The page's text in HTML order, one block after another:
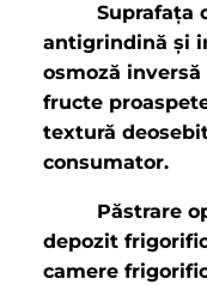
Suprafața
antigrindină și
osmoză
fructe
textură
consumator.
Păstrare
depozit
camere